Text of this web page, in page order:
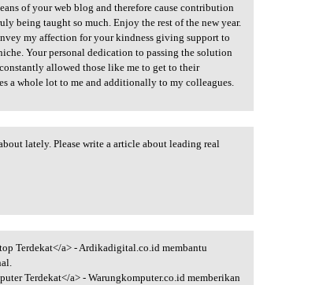
of your web blog and therefore cause contribution
being taught so much. Enjoy the rest of the new year.
my affection for your kindness giving support to
Your personal dedication to passing the solution
allowed those like me to get to their
a whole lot to me and additionally to my colleagues.
lately. Please write a article about leading real
Terdekat</a> - Ardikadigital.co.id membantu
Terdekat</a> - Warungkomputer.co.id memberikan